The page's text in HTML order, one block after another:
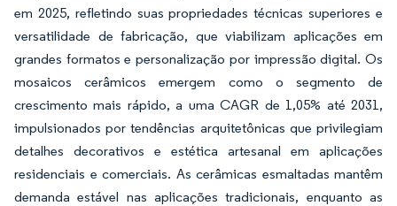
em 2025, refletindo suas propriedades técnicas superiores e
versatilidade de fabricação, que viabilizam aplicações em
grandes formatos e personalização por impressão digital. Os
mosaicos cerâmicos emergem como o segmento de
crescimento mais rápido, a uma CAGR de 1,05% até 2031,
impulsionados por tendências arquitetônicas que privilegiam
detalhes decorativos e estética artesanal em aplicações
residenciais e comerciais. As cerâmicas esmaltadas mantêm
demanda estável nas aplicações tradicionais, enquanto as